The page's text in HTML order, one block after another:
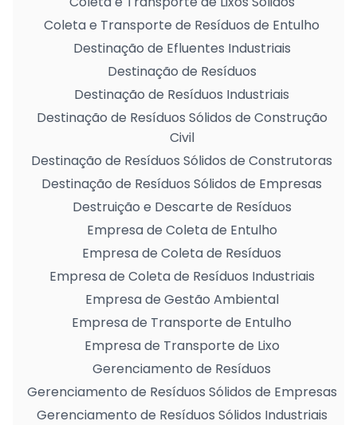
Coleta e Transporte de Resíduos de Entulho
Destinação de Efluentes Industriais
Destinação de Resíduos
Destinação de Resíduos Industriais
Destinação de Resíduos Sólidos de Construção
Civil
Destinação de Resíduos Sólidos de Construtoras
Destinação de Resíduos Sólidos de Empresas
Destruição e Descarte de Resíduos
Empresa de Coleta de Entulho
Empresa de Coleta de Resíduos
Empresa de Coleta de Resíduos Industriais
Empresa de Gestão Ambiental
Empresa de Transporte de Entulho
Empresa de Transporte de Lixo
Gerenciamento de Resíduos
Gerenciamento de Resíduos Sólidos de Empresas
Gerenciamento de Resíduos Sólidos Industriais